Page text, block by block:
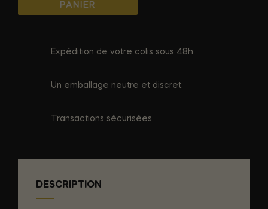
PANIER
Expédition de votre colis sous 48h.
Un emballage neutre et discret.
Transactions sécurisées
DESCRIPTION